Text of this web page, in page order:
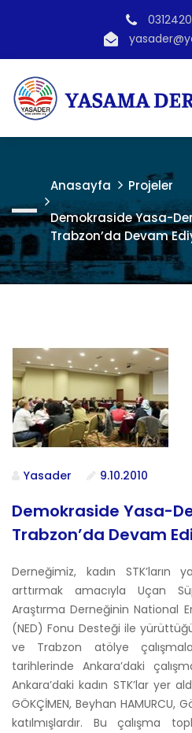
Anasayfa
Projeler
Demokraside Yasa-
Trabzon’da Devam
Yasader 9.10.2010
Demokraside Yasa-
Trabzon’da Devam
Derneğimiz, kadın STK’ların
arttırmak amacıyla Uçan
Araştırma Derneğinin National
(NED) Fonu Desteği ile
ve Trabzon atölye
tarihlerinde Ankara’daki
Ankara’daki kadın STK’lar yer
GÖKÇİMEN, Beyhan HAMURCU,
katılmışlardır. Bu çalışma